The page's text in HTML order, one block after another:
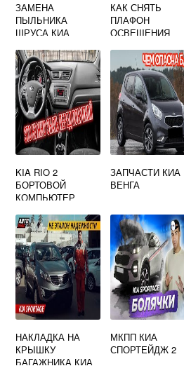
ЗАМЕНА
ПЫЛЬНИКА
ШРУСА КИА
КАК СНЯТЬ
ПЛАФОН
ОСВЕЩЕНИЯ
СПОРТЕЙДЖ 3
KIA RIO 2
БОРТОВОЙ
КОМПЬЮТЕР
ЗАПЧАСТИ КИА
ВЕНГА
НАКЛАДКА НА
КРЫШКУ
БАГАЖНИКА КИА
МКПП КИА
СПОРТЕЙДЖ 2